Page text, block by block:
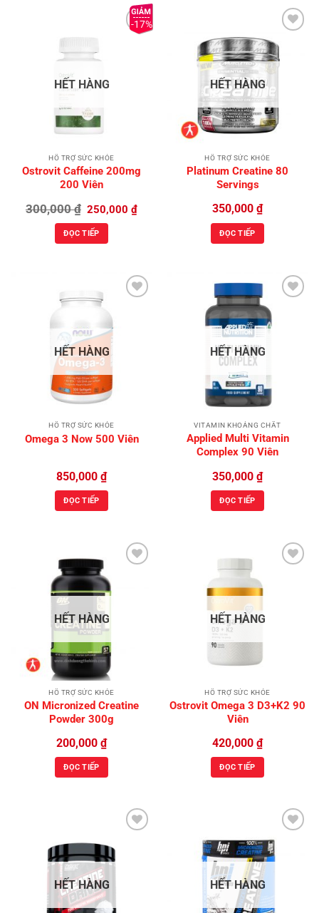
-17%
HẾT HÀNG
HỖ TRỢ SỨC KHỎE
Ostrovit Caffeine 200mg
200 Viên
300,000₫ Giá
gốc
là:
300,000 ₫.
250,000₫Giá
ĐỌC TIẾP
Add to
Wishlist
HẾT HÀNG
HỖ TRỢ SỨC KHỎE
Platinum Creatine 80
Servings
350,000 ₫
ĐỌC TIẾP
HẾT HÀNG
HỖ TRỢ SỨC KHỎE
Omega 3 Now 500 Viên
850,000 ₫
ĐỌC TIẾP
HẾT HÀNG
VITAMIN KHOÁNG CHẤT
Applied Multi Vitamin
Complex 90 Viên
350,000 ₫
ĐỌC TIẾP
HẾT HÀNG
HỖ TRỢ SỨC KHỎE
ON Micronized Creatine
Powder 300g
200,000 ₫
ĐỌC TIẾP
HẾT HÀNG
HỖ TRỢ SỨC KHỎE
Ostrovit Omega 3 D3+K2 90
Viên
420,000 ₫
ĐỌC TIẾP
HẾT HÀNG HẾT HÀNG